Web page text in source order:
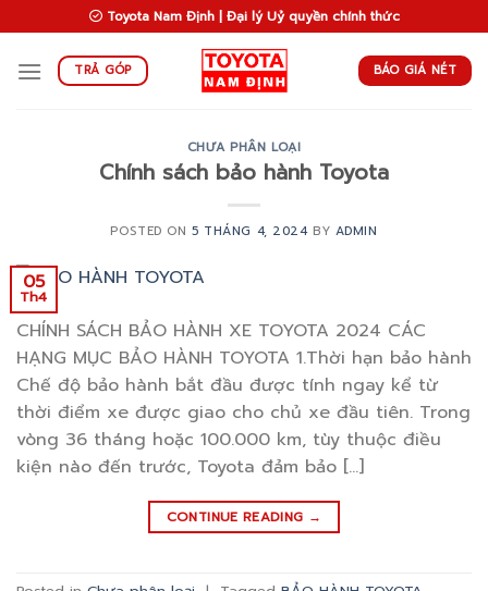
to
content
Toyota Nam Định | Đại lý Uỷ quyền chính thức
TRẢ GÓP BÁO GIÁ NÉT
CHƯA PHÂN LOẠI
Chính sách bảo hành Toyota
POSTED ON5 THÁNG 4, 2024BY ADMIN
05
Th4
CHÍNH SÁCH BẢO HÀNH XE TOYOTA 2024 CÁC
HẠNG MỤC BẢO HÀNH TOYOTA 1.Thời hạn bảo hành
Chế độ bảo hành bắt đầu được tính ngay kể từ
thời điểm xe được giao cho chủ xe đầu tiên. Trong
vòng 36 tháng hoặc 100.000 km, tùy thuộc điều
kiện nào đến trước, Toyota đảm bảo […]
CONTINUE READING →